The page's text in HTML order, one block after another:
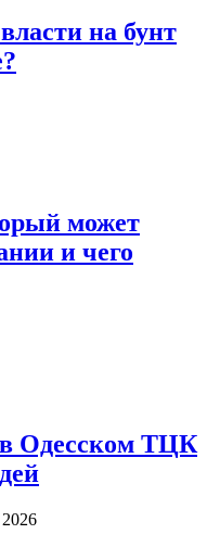
на бунт
может
и чего
Одесском ТЦК
2026